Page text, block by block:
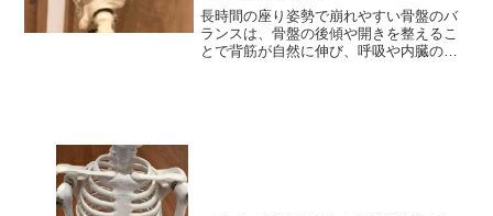
長時間の座り姿勢で崩れやすい骨盤のバ
ランスは、骨盤の後傾や開きを整えるこ
とで背筋が自然に伸び、呼吸や内臓の働